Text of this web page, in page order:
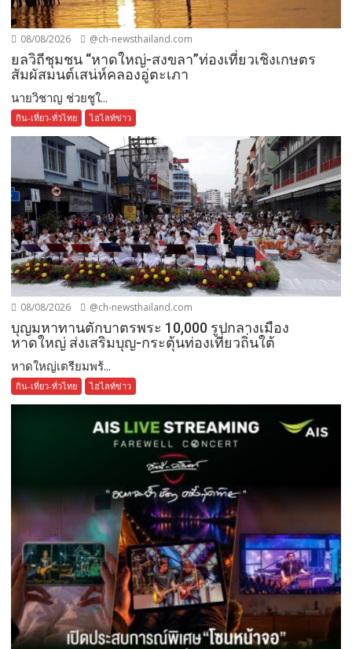
08/08/2026 @ch-newsthailand.com
ยลวิถีชุมชน “หาดใหญ่-สงขลา”ท่องเที่ยวเชิงเกษตร
สัมผัสมนต์เสน่ห์คลองอู่ตะเภา
นายวิชาญ ช่วยชูใ...
กิน-เที่ยว-ทั่วไทย ไฮไลท์ข่าว
08/08/2026 @ch-newsthailand.com
บุญมหาทานตักบาตรพระ 10,000 รูปกลางเมือง
หาดใหญ่ ส่งเสริมบุญ-กระตุ้นท่องเที่ยวถิ่นใต้
หาดใหญ่เตรียมพร้...
กิน-เที่ยว-ทั่วไทย ไฮไลท์ข่าว